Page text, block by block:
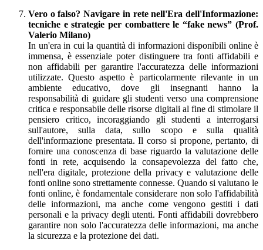
Vero o falso? Navigare in rete nell'Era dell'Informazione:
tecniche e strategie per combattere le “fake news” (Prof.
Valerio Milano)
In un'era in cui la quantità di informazioni disponibili online è
immensa, è essenziale poter distinguere tra fonti affidabili e
non affidabili per garantire l'accuratezza delle informazioni
utilizzate. Questo aspetto è particolarmente rilevante in un
ambiente educativo, dove gli insegnanti hanno la
responsabilità di guidare gli studenti verso una comprensione
critica e responsabile delle risorse digitali al fine di stimolare il
pensiero critico, incoraggiando gli studenti a interrogarsi
sull'autore, sulla data, sullo scopo e sulla qualità
dell'informazione presentata. Il corso si propone, pertanto, di
fornire una conoscenza di base riguardo la valutazione delle
fonti in rete, acquisendo la consapevolezza del fatto che,
nell'era digitale, protezione della privacy e valutazione delle
fonti online sono strettamente connesse. Quando si valutano le
fonti online, è fondamentale considerare non solo l'affidabilità
delle informazioni, ma anche come vengono gestiti i dati
personali e la privacy degli utenti. Fonti affidabili dovrebbero
garantire non solo l'accuratezza delle informazioni, ma anche
la sicurezza e la protezione dei dati.